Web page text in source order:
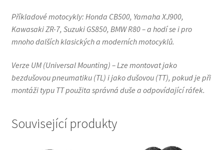
Příkladové motocykly: Honda CB500, Yamaha XJ900,
Kawasaki ZR-7, Suzuki GS850, BMW R80 – a hodí se i pro
mnoho dalších klasických a moderních motocyklů.
Verze UM (Universal Mounting) – Lze montovat jako
bezdušovou pneumatiku (TL) i jako dušovou (TT), pokud je při
montáži typu TT použita správná duše a odpovídající ráfek.
Související produkty